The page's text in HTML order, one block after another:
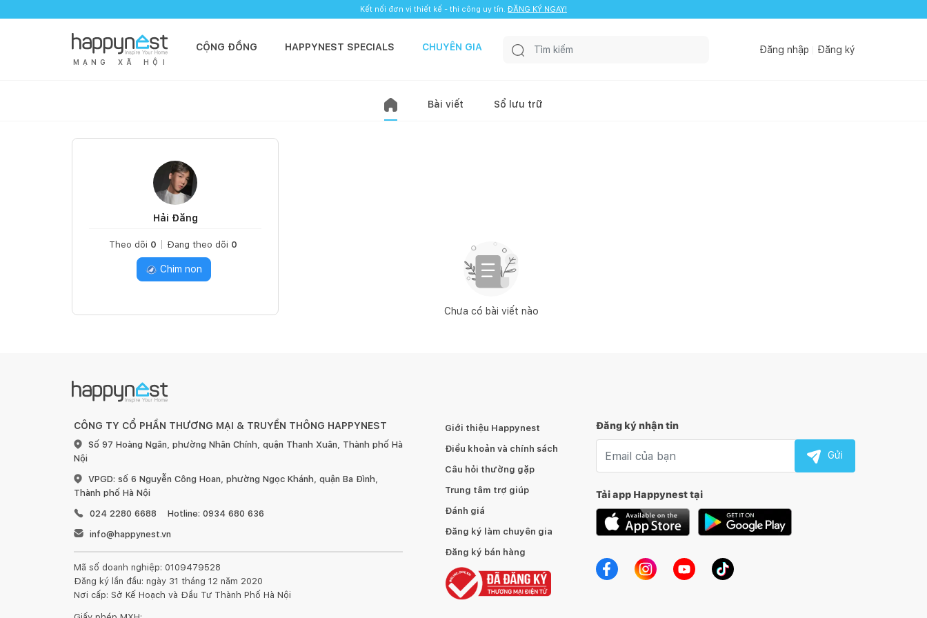
Kết nối đơn vị thiết kế - thi công uy tín. ĐĂNG KÝ NGAY!
M Ạ N G X Ã H Ộ I
CỘNG ĐỒNG HAPPYNEST SPECIALS CHUYÊN GIA Đăng nhập Đăng ký
Bài viết Sổ lưu trữ
Hải Đăng
Theo dõi 0 Đang theo dõi 0
Chim non
Chưa có bài viết nào
CÔNG TY CỔ PHẦN THƯƠNG MẠI & TRUYỀN THÔNG HAPPYNEST
Số 97 Hoàng Ngân, phường Nhân Chính, quận Thanh Xuân, Thành phố Hà
Nội
VPGD: số 6 Nguyễn Công Hoan, phường Ngọc Khánh, quận Ba Đình,
Thành phố Hà Nội
024 2280 6688
Hotline: 0934 680 636
info@happynest.vn
Mã số doanh nghiệp: 0109479528
Đăng ký lần đầu: ngày 31 tháng 12 năm 2020
Nơi cấp: Sở Kế Hoạch và Đầu Tư Thành Phố Hà Nội
Giới thiệu Happynest
Điều khoản và chính sách
Câu hỏi thường gặp
Trung tâm trợ giúp
Đánh giá
Đăng ký làm chuyên gia
Đăng ký bán hàng
Đăng ký nhận tin
Gửi
Tải app Happynest tại